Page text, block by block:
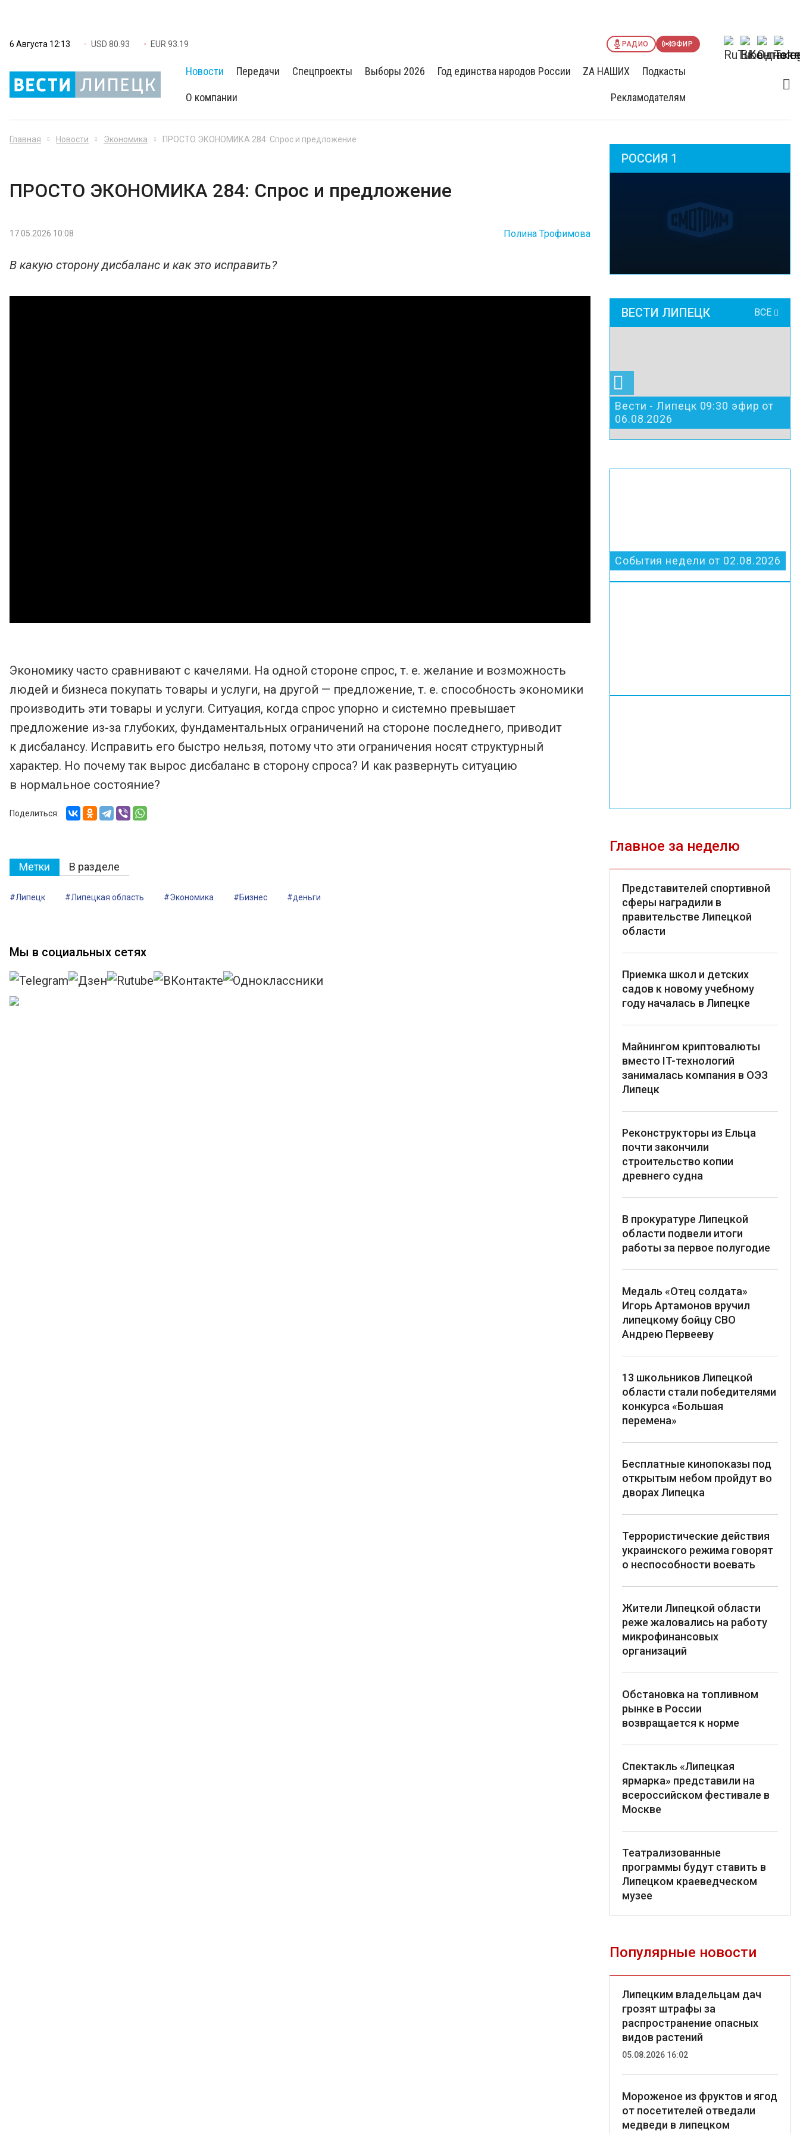
6 Августа 12:13 USD 80.93 EUR 93.19 РАДИО ЭФИР
Новости Передачи Спецпроекты Выборы 2026 Год единства народов России ZА НАШИХ Подкасты
О компании Рекламодателям
Главная Новости Экономика ПРОСТО ЭКОНОМИКА 284: Спрос и предложение
ПРОСТО ЭКОНОМИКА 284: Спрос и предложение
17.05.2026 10:08 Полина Трофимова
В какую сторону дисбаланс и как это исправить?
Экономику часто сравнивают с качелями. На одной стороне спрос, т. е. желание и возможность
людей и бизнеса покупать товары и услуги, на другой — предложение, т. е. способность экономики
производить эти товары и услуги. Ситуация, когда спрос упорно и системно превышает
предложение из-за глубоких, фундаментальных ограничений на стороне последнего, приводит
к дисбалансу. Исправить его быстро нельзя, потому что эти ограничения носят структурный
характер. Но почему так вырос дисбаланс в сторону спроса? И как развернуть ситуацию
в нормальное состояние?
Поделиться:
Метки В разделе
#Липецк #Липецкая область #Экономика #Бизнес #деньги
Мы в социальных сетях
РОССИЯ 1
ВЕСТИ ЛИПЕЦК ВСЕ
Вести - Липецк 09:30 эфир от
06.08.2026
События недели от 02.08.2026
Главное за неделю
Представителей спортивной
сферы наградили в
правительстве Липецкой
области
Приемка школ и детских
садов к новому учебному
году началась в Липецке
Майнингом криптовалюты
вместо IT-технологий
занималась компания в ОЭЗ
Липецк
Реконструкторы из Ельца
почти закончили
строительство копии
древнего судна
В прокуратуре Липецкой
области подвели итоги
работы за первое полугодие
Медаль «Отец солдата»
Игорь Артамонов вручил
липецкому бойцу СВО
Андрею Первееву
13 школьников Липецкой
области стали победителями
конкурса «Большая
перемена»
Бесплатные кинопоказы под
открытым небом пройдут во
дворах Липецка
Террористические действия
украинского режима говорят
о неспособности воевать
Жители Липецкой области
реже жаловались на работу
микрофинансовых
организаций
Обстановка на топливном
рынке в России
возвращается к норме
Спектакль «Липецкая
ярмарка» представили на
всероссийском фестивале в
Москве
Театрализованные
программы будут ставить в
Липецком краеведческом
музее
Популярные новости
Липецким владельцам дач
грозят штрафы за
распространение опасных
видов растений
05.08.2026 16:02
Мороженое из фруктов и ягод
от посетителей отведали
медведи в липецком